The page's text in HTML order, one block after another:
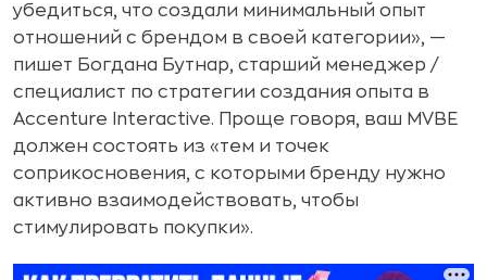
убедиться, что создали минимальный опыт
отношений с брендом в своей категории», —
пишет Богдана Бутнар, старший менеджер /
специалист по стратегии создания опыта в
Accenture Interactive. Проще говоря, ваш MVBE
должен состоять из «тем и точек
соприкосновения, с которыми бренду нужно
активно взаимодействовать, чтобы
стимулировать покупки».